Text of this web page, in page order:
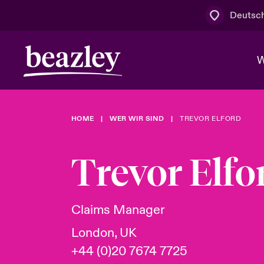
Wer wir sind
Board &
Mit uns
News & Events
Spotlight:
Kundenportal
Cyber
HOME WER WIR SIND TREVOR ELFORD
Trevor
Claims Manager
London, UK
+44 (0)20 7674 7725